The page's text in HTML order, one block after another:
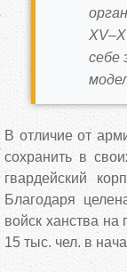
себе
В отличие от
сохранить в
гвардейский
Благодаря
войск ханства на
15 тыс. чел. в